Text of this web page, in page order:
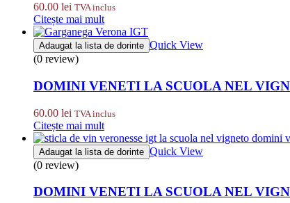
60.00 lei TVA inclus
Citește mai mult
Adaugat la lista de dorinte Quick View
(0 review)
DOMINI VENETI LA SCUOLA NEL
60.00 lei TVA inclus
Citește mai mult
Adaugat la lista de dorinte Quick View
(0 review)
DOMINI VENETI LA SCUOLA NEL